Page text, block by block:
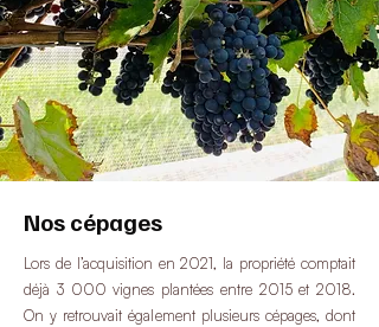
Nos cépages
Lors de l’acquisition en 2021, la propriété comptait
déjà 3 000 vignes plantées entre 2015 et 2018.
On y retrouvait également plusieurs cépages, dont